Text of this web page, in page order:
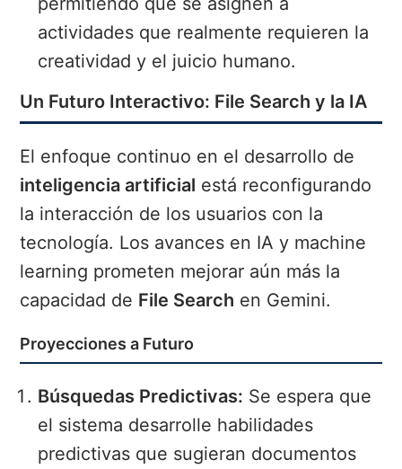
actividades que realmente requieren la
creatividad y el juicio humano.
Un Futuro Interactivo: File Search y la IA
El enfoque continuo en el desarrollo de
inteligencia artificial está reconfigurando
la interacción de los usuarios con la
tecnología. Los avances en IA y machine
learning prometen mejorar aún más la
capacidad de File Search en Gemini.
Proyecciones a Futuro
Búsquedas Predictivas: Se espera que
el sistema desarrolle habilidades
predictivas que sugieran documentos